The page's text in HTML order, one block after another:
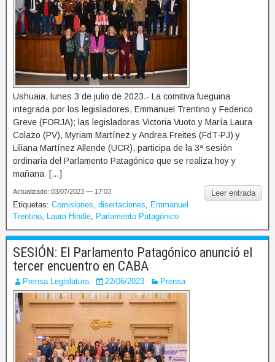
Ushuaia, lunes 3 de julio de 2023.- La comitiva fueguina
integrada por los legisladores, Emmanuel Trentino y Federico
Greve (FORJA); las legisladoras Victoria Vuoto y María Laura
Colazo (PV), Myriam Martínez y Andrea Freites (FdT-PJ) y
Liliana Martínez Allende (UCR), participa de la 3ª sesión
ordinaria del Parlamento Patagónico que se realiza hoy y
mañana […]
Leer entrada
Actualizado: 03/07/2023 — 17:03
Etiquetas: Comisiones disertaciones
Emmanuel
Trentino
Laura Hindie Parlamento Patagónico
SESIÓN: El Parlamento Patagónico anunció el
tercer encuentro en CABA
Prensa Legislatura 22/06/2023 Prensa